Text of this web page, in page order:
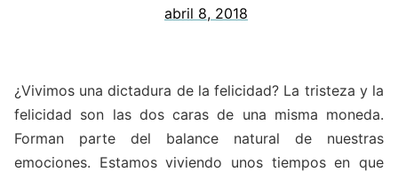
abril 8, 2018
¿Vivimos una dictadura de la felicidad? La tristeza y la
felicidad son las dos caras de una misma moneda.
Forman parte del balance natural de nuestras
emociones. Estamos viviendo unos tiempos en que